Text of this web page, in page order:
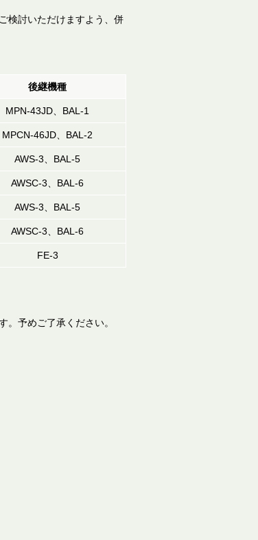
検討いただけますよう、併
後継機種
MPN-43JD、BAL-1
MPCN-46JD、BAL-2
AWS-3、BAL-5
AWSC-3、BAL-6
AWS-3、BAL-5
AWSC-3、BAL-6
FE-3
予めご了承ください。